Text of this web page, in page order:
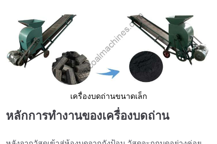
เครื่องบดถ่านขนาดเล็ก
หลักการทำงานของเครื่องบดถ่าน